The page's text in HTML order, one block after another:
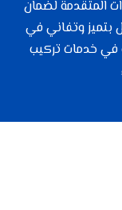
المتقدمة لضمان
بتميز وتفاني في
في خدمات تركيب